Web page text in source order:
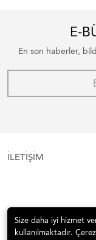
E-
En son haberler,
İLETİŞİM
Size daha iyi hizmet
kullanılmaktadır.